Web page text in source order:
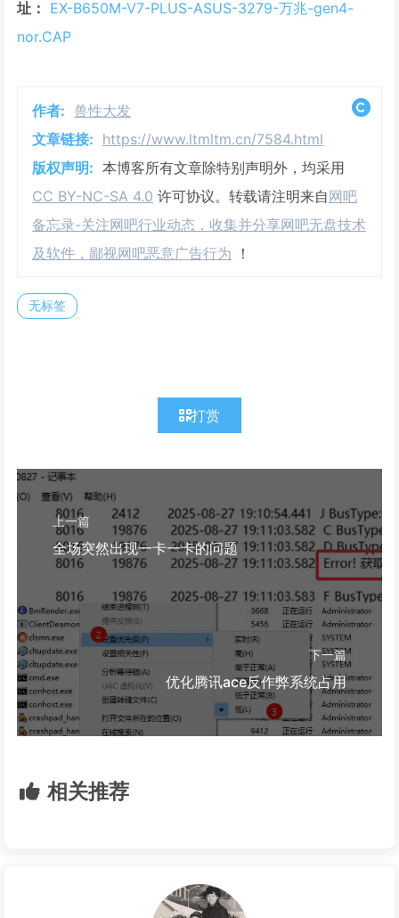
址： EX-B650M-V7-PLUS-ASUS-3279-万兆-gen4-
nor.CAP
作者: 兽性大发
文章链接: https://www.ltmltm.cn/7584.html
版权声明: 本博客所有文章除特别声明外，均采用
CC BY-NC-SA 4.0 许可协议。转载请注明来自网吧
备忘录-关注网吧行业动态，收集并分享网吧无盘技术
及软件，鄙视网吧恶意广告行为 ！
无标签
打赏
上一篇
全场突然出现一卡一卡的问题
下一篇
优化腾讯ace反作弊系统占用
相关推荐